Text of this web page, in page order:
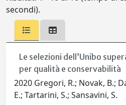
secondi).
Le selezioni dell’Unibo
per qualità e conservabilità
2020 Gregori, R.; Novak, B.;
E.; Tartarini, S.; Sansavini, S.